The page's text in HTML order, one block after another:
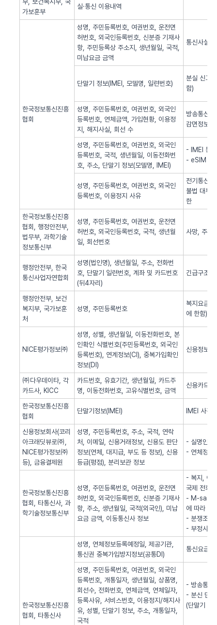
가보훈부
실·통신 이용내역
한국정보통신진흥
협회
성명, 주민등록번호, 여권번호, 운전면
허번호, 외국인등록번호, 신분증 기재사
항, 주민등록상 주소지, 생년월일, 국적,
미납요금 금액
통신사실
단말기 정보(IMEI, 모델명, 일련번호)
분실 신고
함)
성명, 주민등록번호, 여권번호, 외국인
등록번호, 연체금액, 가입현황, 이용정
지, 해지사실, 회선 수
방송통신
감면정보
성명, 주민등록번호, 여권번호, 외국인
등록번호, 국적, 생년월일, 이동전화번
호, 주소, 단말기 정보(모델명, IMEI)
- IMEI 통
- eSIM 동
성명, 주민등록번호, 여권번호, 외국인
등록번호, 이용정지 사유
전기통신
불법 대부
한
한국정보통신진흥
협회, 행정안전부,
법무부, 과학기술
정보통신부
성명, 주민등록번호, 여권번호, 운전면
허번호, 외국인등록번호, 국적, 생년월
일, 회선번호
사망, 주민
행정안전부, 한국
통신사업자연합회
성명(법인명), 생년월일, 주소, 전화번
호, 단말기 일련번호, 계좌 및 카드번호
(뒤4자리)
긴급구조(
행정안전부, 보건
복지부, 국가보훈
처
성명, 주민등록번호
복지요금
에 한함)
NICE평가정보㈜
성명, 성별, 생년월일, 이동전화번호, 본
인확인 식별번호(주민등록번호, 외국인
등록번호), 연계정보(CI), 중복가입확인
정보(DI)
신용정보
㈜다우데이타, 각
카드사, KICC
카드번호, 유효기간, 생년월일, 카드주
명, 이동전화번호, 고유식별번호, 금액
신용카드
한국정보통신진흥
협회
단말기정보(IMEI) IMEI 사전
신용정보회사(코리
아크래딧뷰로㈜,
NICE평가정보㈜
등), 금융결제원
성명, 주민등록번호, 주소, 국적, 연락
처, 이메일, 신용거래정보, 신용도 판단
정보(연체, 대지급, 부도 등 정보), 신용
등급(평점), 분리보관 정보
- 실명인증
- 연체정보
한국정보통신진흥
협회, 타통신사, 과
학기술정보통신부
성명, 주민등록번호, 여권번호, 운전면
허번호, 외국인등록번호, 신분증 기재사
항, 주소, 생년월일, 국적(외국인), 미납
요금 금액, 이동통신사 정보
- 복지, 이
국제 전화
- M-safer
에 따라
- 분쟁조정
- 부정사용
한국정보통신진흥
협회, 타통신사
성명, 연체정보등록예정일, 제공기관,
통신권 중복가입방지정보(공통DI)
통신요금
성명, 주민등록번호, 여권번호, 외국인
등록번호, 개통일자, 생년월일, 상품명,
회선수, 전화번호, 연체금액, 연체일자,
등록사유, 서비스번호, 이용정지/해지사
유, 성별, 단말기 정보, 주소, 개통일자,
국적
- 방송통신
- 분신 단
(단말기 분